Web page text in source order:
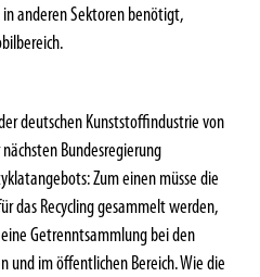
anderen Sektoren benötigt,
deutschen Kunststoffindustrie von
Bundesregierung
Zum einen müsse die
das Recycling gesammelt werden,
Getrenntsammlung bei den
und im öffentlichen Bereich. Wie die